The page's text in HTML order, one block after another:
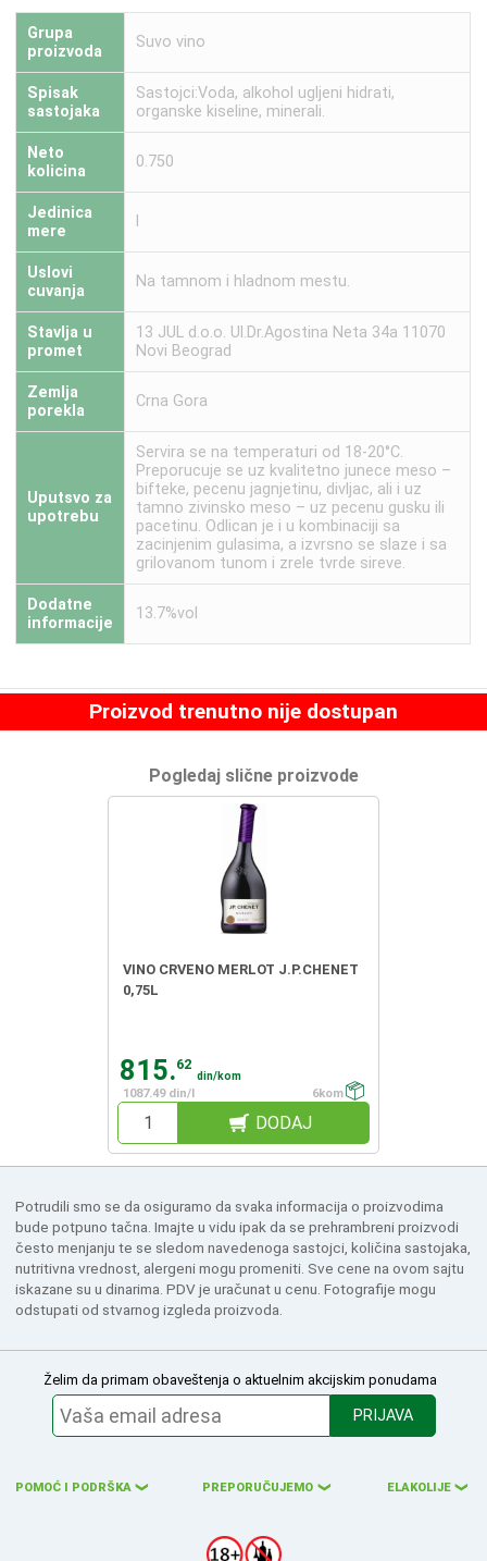
Grupa
proizvoda
Suvo vino
Spisak
sastojaka
Sastojci:Voda, alkohol ugljeni hidrati,
organske kiseline, minerali.
Neto
kolicina
0.750
Jedinica
mere
Uslovi
cuvanja
Na tamnom i hladnom mestu.
Stavlja u
promet
13 JUL d.o.o. Ul.Dr.Agostina Neta 34a 11070
Novi Beograd
Zemlja
porekla
Crna Gora
Uputsvo za
upotrebu
Servira se na temperaturi od 18-20°C.
Preporucuje se uz kvalitetno junece meso –
bifteke, pecenu jagnjetinu, divljac, ali i uz
tamno zivinsko meso – uz pecenu gusku ili
pacetinu. Odlican je i u kombinaciji sa
zacinjenim gulasima, a izvrsno se slaze i sa
grilovanom tunom i zrele tvrde sireve.
Dodatne
informacije
13.7%vol
Proizvod trenutno nije dostupan
Pogledaj slične proizvode
VINO CRVENO MERLOT J.P.CHENET
0,75L
815.62
din/kom
1087.49 din/l
6kom
DODAJ
Potrudili smo se da osiguramo da svaka informacija o proizvodima
bude potpuno tačna. Imajte u vidu ipak da se prehrambreni proizvodi
često menjanju te se sledom navedenoga sastojci, količina sastojaka,
nutritivna vrednost, alergeni mogu promeniti. Sve cene na ovom sajtu
iskazane su u dinarima. PDV je uračunat u cenu. Fotografije mogu
odstupati od stvarnog izgleda proizvoda.
Želim da primam obaveštenja o aktuelnim akcijskim ponudama
PRIJAVA
POMOĆ I PODRŠKA ❮ PREPORUČUJEMO ❮ ELAKOLIJE ❮